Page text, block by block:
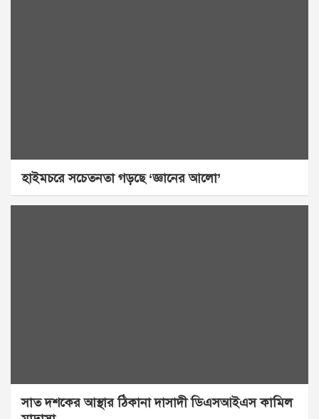
হাইমচরে সচেতনতা গড়ছে ‘জ্ঞানের আলো’
সাত দশকের আস্থার ঠিকানা দাসাদী ডিএসআইএস কামিল